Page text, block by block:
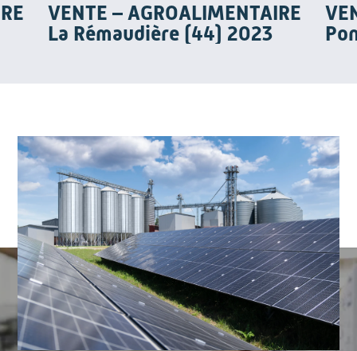
VENTE – AGROALIMENTAIRE
La Rémaudière (44) 2023